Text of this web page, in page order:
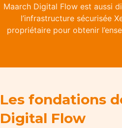
Maarch Digital Flow est aussi
l’infrastructure sécurisée
propriétaire pour obtenir
Les fondations
Digital Flow